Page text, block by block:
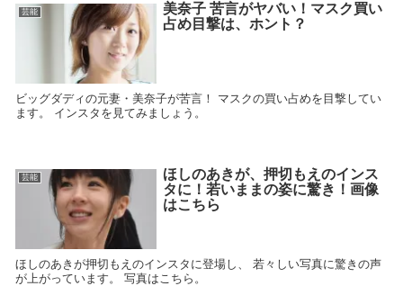
芸能
美奈子 苦言がヤバい！マスク買い
占め目撃は、ホント？
ビッグダディの元妻・美奈子が苦言！ マスクの買い占めを目撃してい
ます。 インスタを見てみましょう。
芸能
ほしのあきが、押切もえのインス
タに！若いままの姿に驚き！画像
はこちら
ほしのあきが押切もえのインスタに登場し、 若々しい写真に驚きの声
が上がっています。 写真はこちら。